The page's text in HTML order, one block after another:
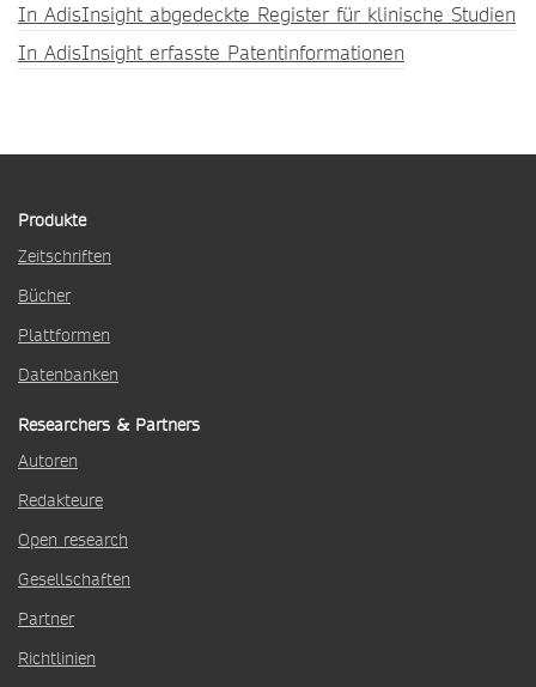
In AdisInsight abgedeckte Register für klinische Studien
In AdisInsight erfasste Patentinformationen
Produkte
Zeitschriften
Bücher
Plattformen
Datenbanken
Researchers & Partners
Autoren
Redakteure
Open research
Gesellschaften
Partner
Richtlinien